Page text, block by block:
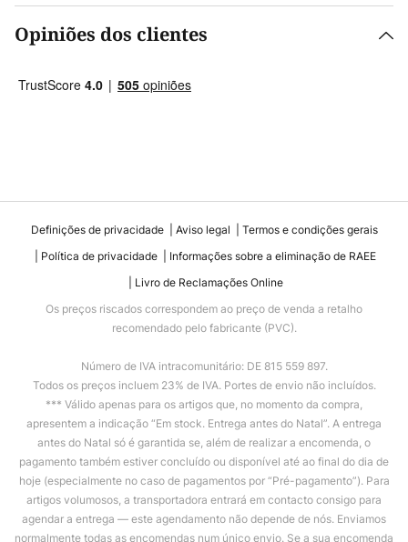
Opiniões dos clientes
Definições de privacidade Aviso legal
Termos e condições gerais
Política de privacidade
Informações sobre a eliminação de RAEE
Livro de Reclamações Online
Os preços riscados correspondem ao preço de venda a retalho
recomendado pelo fabricante (PVC).
Número de IVA intracomunitário: DE 815 559 897.
Todos os preços incluem 23% de IVA. Portes de envio não incluídos.
*** Válido apenas para os artigos que, no momento da compra,
apresentem a indicação “Em stock. Entrega antes do Natal”. A entrega
antes do Natal só é garantida se, além de realizar a encomenda, o
pagamento também estiver concluído ou disponível até ao final do dia de
hoje (especialmente no caso de pagamentos por “Pré-pagamento”). Para
artigos volumosos, a transportadora entrará em contacto consigo para
agendar a entrega — este agendamento não depende de nós. Enviamos
normalmente todas as encomendas num único envio. Se a sua encomenda